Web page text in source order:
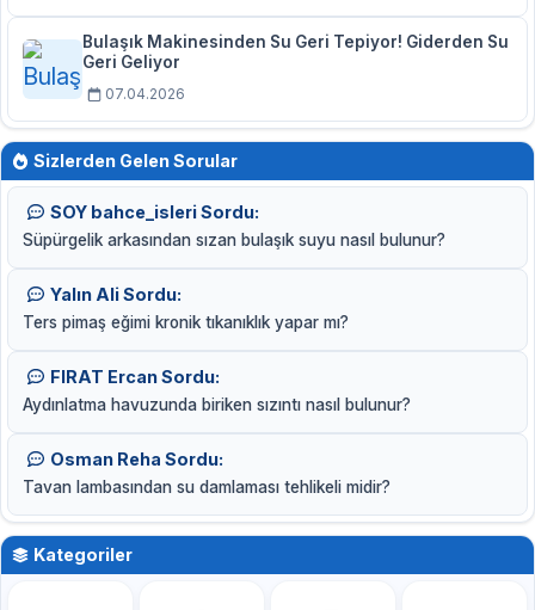
Bulaşık Makinesinden Su Geri Tepiyor! Giderden Su
Geri Geliyor
07.04.2026
Sizlerden Gelen Sorular
SOY bahce_isleri Sordu:
Süpürgelik arkasından sızan bulaşık suyu nasıl bulunur?
Yalın Ali Sordu:
Ters pimaş eğimi kronik tıkanıklık yapar mı?
FIRAT Ercan Sordu:
Aydınlatma havuzunda biriken sızıntı nasıl bulunur?
Osman Reha Sordu:
Tavan lambasından su damlaması tehlikeli midir?
Kategoriler